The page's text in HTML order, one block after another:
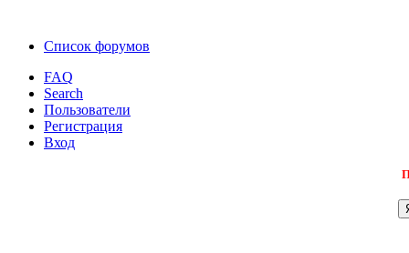
Список форумов
FAQ
Search
Пользователи
Регистрация
Вход